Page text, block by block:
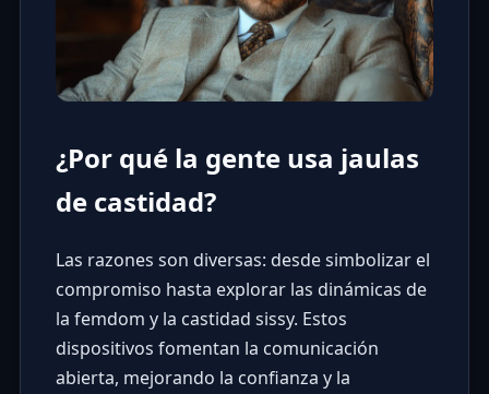
¿Por qué la gente usa jaulas
de castidad?
Las razones son diversas: desde simbolizar el
compromiso hasta explorar las dinámicas de
la femdom y la castidad sissy. Estos
dispositivos fomentan la comunicación
abierta, mejorando la confianza y la